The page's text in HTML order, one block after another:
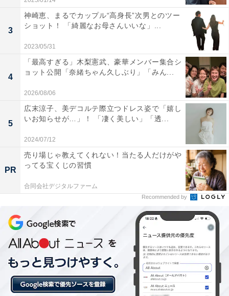
3
神崎恵、まるでカップル“高身長”次男とのツー
ショット！ 「綺麗なお母さんいいな」...
2023/05/31
4
「最高すぎる」木梨憲武、豪華メンバー集合シ
ョット公開「奈緒ちゃん久しぶり」「みん...
2026/08/06
5
広末涼子、美デコルテ際立つドレス姿で「嬉し
いお知らせが…」！ 「凄く美しい」「透...
2024/07/12
PR
売り場じゃ教えてくれない！当たる人だけがや
ってる宝くじの習慣
合同会社デジタルファーム
Recommended by